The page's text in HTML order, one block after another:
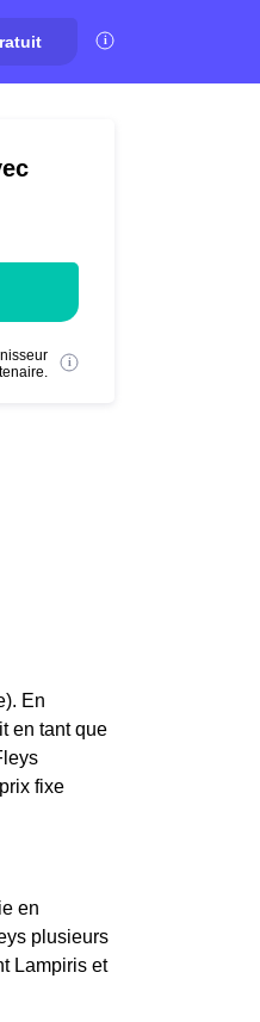
En
en tant que
fixe
en
plusieurs
Lampiris et